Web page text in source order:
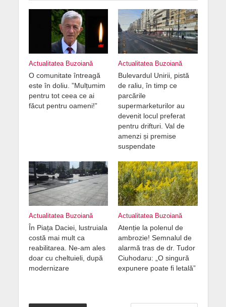
Actualitatea Buzoiană
O comunitate întreagă
este în doliu. ”Mulțumim
pentru tot ceea ce ai
făcut pentru oameni!”
Actualitatea Buzoiană
Bulevardul Unirii, pistă
de raliu, în timp ce
parcările
supermarketurilor au
devenit locul preferat
pentru drifturi. Val de
amenzi și premise
suspendate
Actualitatea Buzoiană
În Piața Daciei, lustruiala
costă mai mult ca
reabilitarea. Ne-am ales
doar cu cheltuieli, după
modernizare
Actualitatea Buzoiană
Atenție la polenul de
ambrozie! Semnalul de
alarmă tras de dr. Tudor
Ciuhodaru: „O singură
expunere poate fi letală”